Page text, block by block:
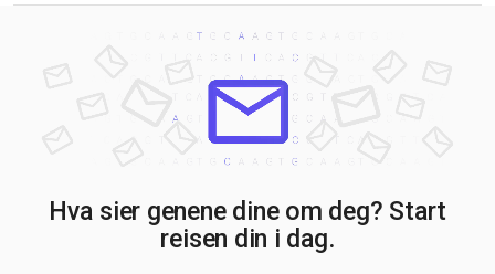
Hva sier genene dine om deg? Start
reisen din i dag.